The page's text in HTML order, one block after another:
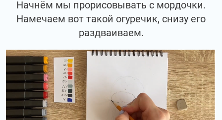
Начнём мы прорисовывать с мордочки.
Намечаем вот такой огуречик, снизу его
раздваиваем.